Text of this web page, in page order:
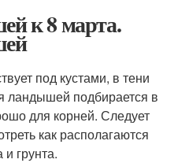
к 8 марта.
под кустами, в тени
ландышей подбирается в
для корней. Следует
как располагаются
грунта.